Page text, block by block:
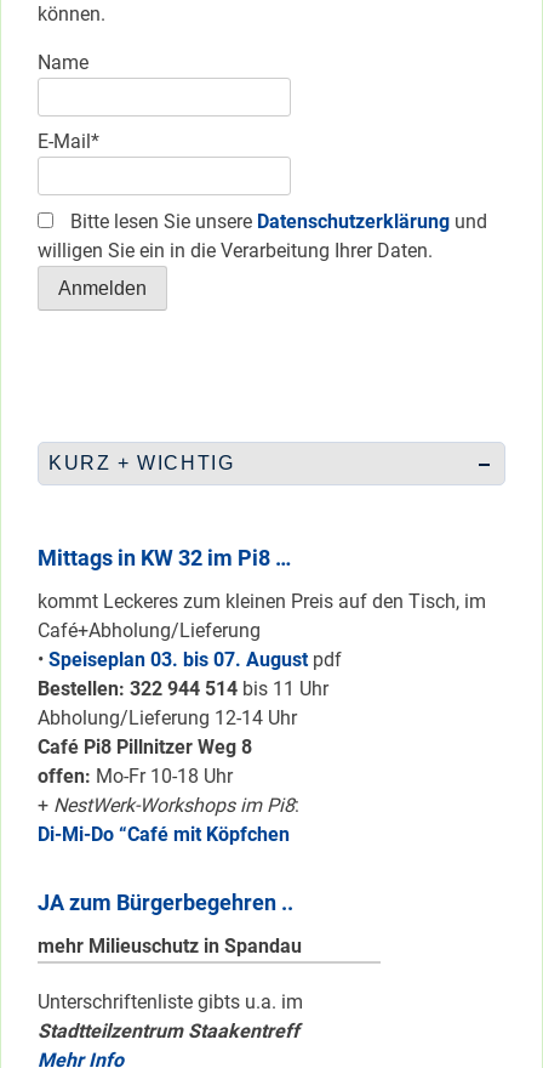
können.
Name
E-Mail*
Bitte lesen Sie unsere Datenschutzerklärung und
willigen Sie ein in die Verarbeitung Ihrer Daten.
KURZ + WICHTIG
Mittags in KW 32 im Pi8 …
kommt Leckeres zum kleinen Preis auf den Tisch, im
Café+Abholung/Lieferung
• Speiseplan 03. bis 07. August pdf
Bestellen: 322 944 514 bis 11 Uhr
Abholung/Lieferung 12-14 Uhr
Café Pi8 Pillnitzer Weg 8
offen: Mo-Fr 10-18 Uhr
+ NestWerk-Workshops im Pi8:
Di-Mi-Do “Café mit Köpfchen
JA zum Bürgerbegehren ..
mehr Milieuschutz in Spandau
Unterschriftenliste gibts u.a. im
Stadtteilzentrum Staakentreff
Mehr Info